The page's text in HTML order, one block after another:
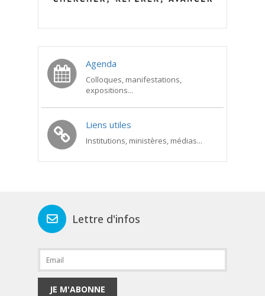
Agenda
Colloques, manifestations,
expositions...
Liens utiles
Institutions, ministères, médias...
Lettre d'infos
JE M'ABONNE